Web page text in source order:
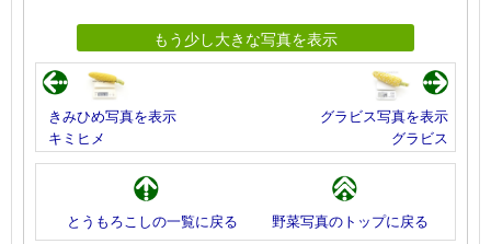
もう少し大きな写真を表示
きみひめ写真を表示
キミヒメ
グラビス写真を表示
グラビス
とうもろこしの一覧に戻る 野菜写真のトップに戻る